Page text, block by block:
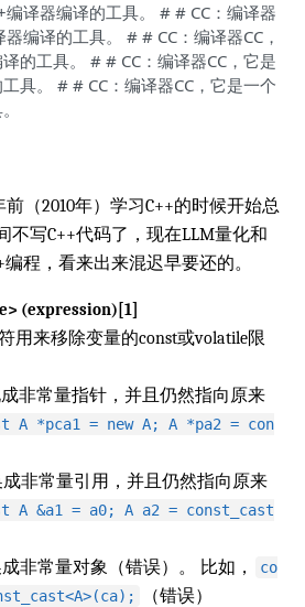
编译器编译的工具。 # # CC：编译器
编译的工具。 # # CC：编译器CC，
的工具。 # # CC：编译器CC，它是
具。 # # CC：编译器CC，它是一个
2010年）学习C++的时候开始总
不写C++代码了，现在LLM量化和
程，看来出来混迟早要还的。
(expression)[1]
用来移除变量的const或volatile限
成非常量指针，并且仍然指向原来
A *pca1 = new A; A *pa2 = con
成非常量引用，并且仍然指向原来
A &a1 = a0; A a2 = const_cast
非常量对象（错误）。 比如，
co
（错误）